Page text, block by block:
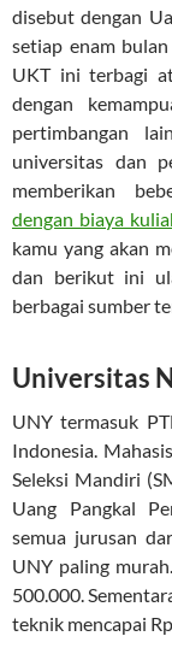
disebut dengan
setiap enam
UKT ini terbagi
dengan
pertimbangan
universitas dan
memberikan
dengan biaya
kamu yang akan
dan berikut ini
berbagai sumber
Universitas
UNY termasuk
Indonesia.
Seleksi Mandiri
Uang Pangkal
semua jurusan
UNY paling
500.000.
teknik mencapai